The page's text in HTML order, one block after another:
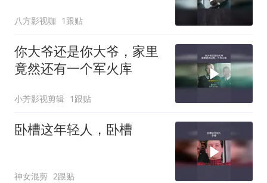
八方影视咖 1跟贴
你大爷还是你大爷，家里
竟然还有一个军火库
小芳影视剪辑 1跟贴
卧槽这年轻人，卧槽
神女混剪 2跟贴